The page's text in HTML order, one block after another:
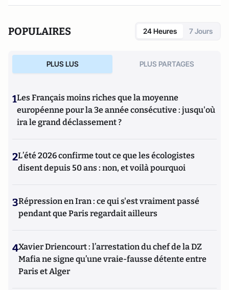
POPULAIRES 24 Heures 7 Jours
PLUS LUS PLUS PARTAGES
1Les Français moins riches que la moyenne
européenne pour la 3e année consécutive : jusqu'où
ira le grand déclassement ?
2L’été 2026 confirme tout ce que les écologistes
disent depuis 50 ans : non, et voilà pourquoi
3Répression en Iran : ce qui s'est vraiment passé
pendant que Paris regardait ailleurs
4Xavier Driencourt : l’arrestation du chef de la DZ
Mafia ne signe qu’une vraie-fausse détente entre
Paris et Alger